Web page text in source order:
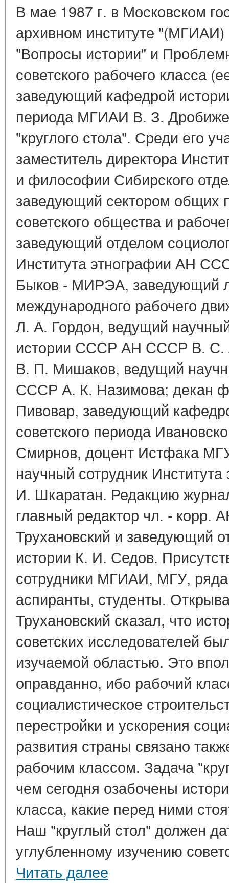
В мае 1987 г. в Московском
архивном институте
"Вопросы истории" и
советского рабочего класса
заведующий кафедрой
периода МГИАИ В. З.
"круглого стола". Среди его
заместитель директора
и философии Сибирского
заведующий сектором общих
советского общества и
заведующий отделом
Института этнографии АН
Быков - МИРЭА, заведующий
международного рабочего
Л. А. Гордон, ведущий
истории СССР АН СССР В. С.
В. П. Мишаков, ведущий
СССР А. К. Назимова; декан
Пивовар, заведующий
советского периода
Смирнов, доцент Истфака
научный сотрудник
И. Шкаратан. Редакцию
главный редактор чл. -
Трухановский и заведующий
истории К. И. Седов.
сотрудники МГИАИ, МГУ,
аспиранты, студенты.
Трухановский сказал, что
советских исследователей
изучаемой областью. Это
оправданно, ибо рабочий
социалистическое
перестройки и ускорения
развития страны связано
рабочим классом. Задача
чем сегодня озабочены
класса, какие перед ними
Наш "круглый стол" должен
углубленному изучению
Читать далее